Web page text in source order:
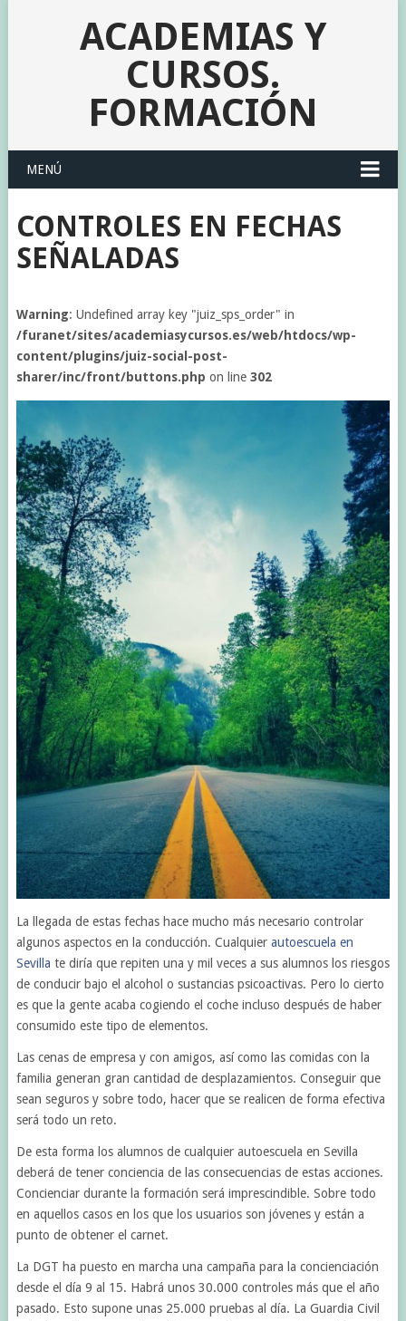
ACADEMIAS Y
CURSOS.
FORMACIÓN
MENÚ
CONTROLES EN FECHAS
SEÑALADAS
Warning: Undefined array key "juiz_sps_order" in
/furanet/sites/academiasycursos.es/web/htdocs/wp-
content/plugins/juiz-social-post-
sharer/inc/front/buttons.php on line 302
La llegada de estas fechas hace mucho más necesario controlar
algunos aspectos en la conducción. Cualquier autoescuela en
Sevilla te diría que repiten una y mil veces a sus alumnos los riesgos
de conducir bajo el alcohol o sustancias psicoactivas. Pero lo cierto
es que la gente acaba cogiendo el coche incluso después de haber
consumido este tipo de elementos.
Las cenas de empresa y con amigos, así como las comidas con la
familia generan gran cantidad de desplazamientos. Conseguir que
sean seguros y sobre todo, hacer que se realicen de forma efectiva
será todo un reto.
De esta forma los alumnos de cualquier autoescuela en Sevilla
deberá de tener conciencia de las consecuencias de estas acciones.
Concienciar durante la formación será imprescindible. Sobre todo
en aquellos casos en los que los usuarios son jóvenes y están a
punto de obtener el carnet.
La DGT ha puesto en marcha una campaña para la concienciación
desde el día 9 al 15. Habrá unos 30.000 controles más que el año
pasado. Esto supone unas 25.000 pruebas al día. La Guardia Civil